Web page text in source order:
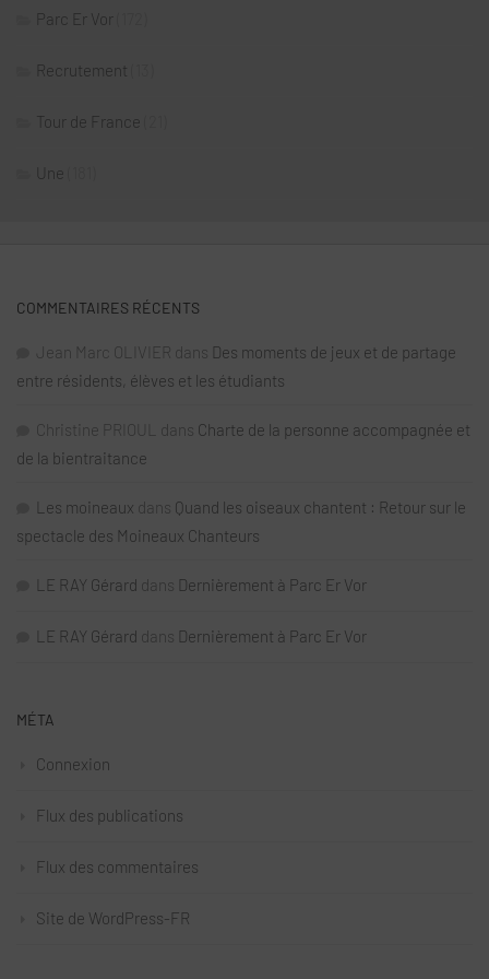
Parc Er Vor
Recrutement
Tour de France
Une
COMMENTAIRES RÉCENTS
Jean Marc OLIVIER dans Des moments de jeux et de partage
entre résidents, élèves et les étudiants
Christine PRIOUL dans Charte de la personne accompagnée et
de la bientraitance
Les moineaux dans Quand les oiseaux chantent : Retour sur le
spectacle des Moineaux Chanteurs
LE RAY Gérard dans Dernièrement à Parc Er Vor
LE RAY Gérard dans Dernièrement à Parc Er Vor
MÉTA
Connexion
Flux des publications
Flux des commentaires
Site de WordPress-FR